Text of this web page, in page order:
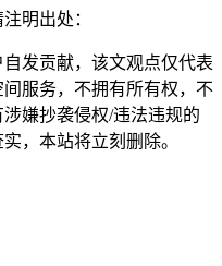
明出处：
发贡献，该文观点仅代表
服务，不拥有所有权，不
嫌抄袭侵权/违法违规的
，本站将立刻删除。